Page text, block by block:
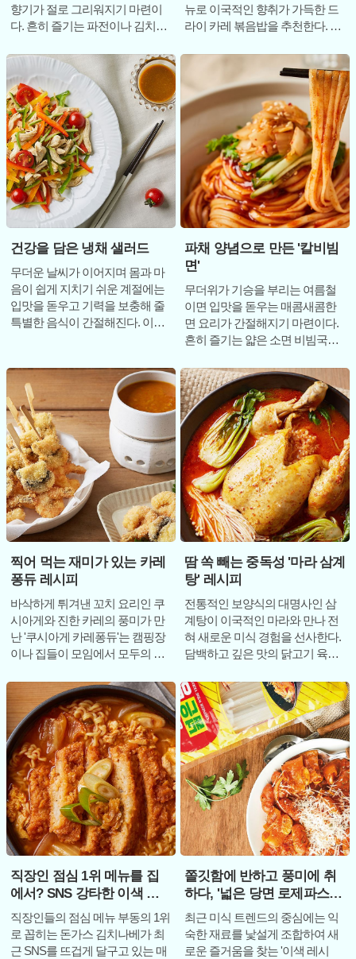
향기가 절로 그리워지기 마련이
다. 흔히 즐기는 파전이나 김치전
도 든든한 한
뉴로 이국적인 향취가 가득한 드
라이 카레 볶음밥을 추천한다. 흔
형태를 떠
건강을 담은 냉채 샐러드
무더운 날씨가 이어지며 몸과 마
음이 쉽게 지치기 쉬운 계절에는
입맛을 돋우고 기력을 보충해 줄
특별한 음식이 간절해진다. 이때
파채 양념으로 만든 '칼비빔
면'
무더위가 기승을 부리는 여름철
이면 입맛을 돋우는 매콤새콤한
면 요리가 간절해지기 마련이다.
흔히 즐기는 얇은 소면 비빔국수
우는 묵직하고
찍어 먹는 재미가 있는 카레
퐁듀 레시피
바삭하게 튀겨낸 꼬치 요리인 쿠
시아게와 진한 카레의 풍미가 만
난 '쿠시아게 카레퐁듀'는 캠핑장
이나 집들이 모임에서 모두의 입
뉴다. 단순히
땀 쏙 빼는 중독성 '마라 삼계
탕' 레시피
전통적인 보양식의 대명사인 삼
계탕이 이국적인 마라와 만나 전
혀 새로운 미식 경험을 선사한다.
담백하고 깊은 맛의 닭고기 육수
'마라 삼계탕
직장인 점심 1위 메뉴를 집
에서? SNS 강타한 이색 라
면 레시피
직장인들의 점심 메뉴 부동의 1위
로 꼽히는 돈가스 김치나베가 최
근 SNS를 뜨겁게 달구고 있는 매
쫄깃함에 반하고 풍미에 취
하다, '넓은 당면 로제파스타'
레시피
최근 미식 트렌드의 중심에는 익
숙한 재료를 낯설게 조합하여 새
로운 즐거움을 찾는 '이색 레시